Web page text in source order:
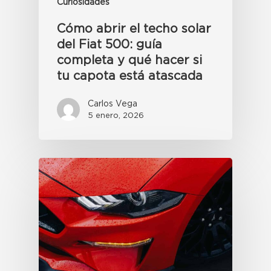
Curiosidades
Cómo abrir el techo solar
del Fiat 500: guía
completa y qué hacer si
tu capota está atascada
Carlos Vega
5 enero, 2026